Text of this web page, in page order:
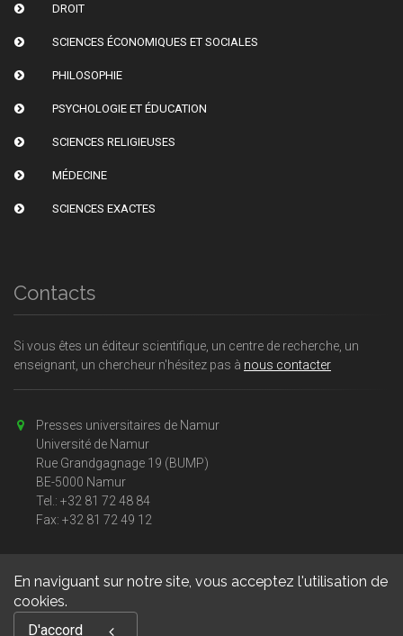
En naviguant sur notre site, vous acceptez l'utilisation de
cookies.
D'accord
DROIT
SCIENCES ÉCONOMIQUES ET SOCIALES
PHILOSOPHIE
PSYCHOLOGIE ET ÉDUCATION
SCIENCES RELIGIEUSES
MÉDECINE
SCIENCES EXACTES
Contacts
Si vous êtes un éditeur scientifique, un centre de recherche, un
enseignant, un chercheur n'hésitez pas à nous contacter
Presses universitaires de Namur
Université de Namur
Rue Grandgagnage 19 (BUMP)
BE-5000 Namur
Tel.: +32 81 72 48 84
Fax: +32 81 72 49 12